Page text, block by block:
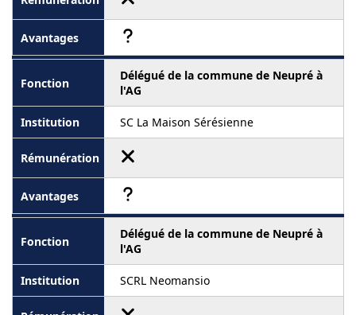
Délégué de la commune de Neupré à
l'AG
SC La Maison Sérésienne
Délégué de la commune de Neupré à
l'AG
SCRL Neomansio